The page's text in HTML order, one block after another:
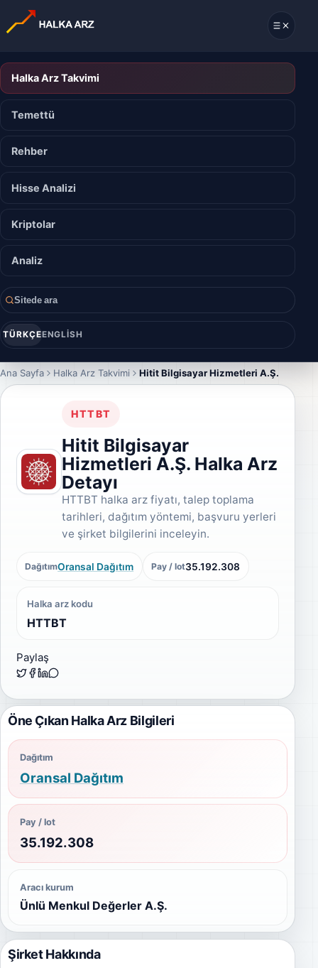
Halka Arz Takvimi
Temettü
Rehber
Hisse Analizi
Kriptolar
Analiz
Sitede ara
TÜRKÇEENGLISH
Ana Sayfa Halka Arz Takvimi Hitit Bilgisayar Hizmetleri A.Ş.
HTTBT
Hitit Bilgisayar
Hizmetleri A.Ş. Halka Arz
Detayı
HTTBT halka arz fiyatı, talep toplama
tarihleri, dağıtım yöntemi, başvuru yerleri
ve şirket bilgilerini inceleyin.
DağıtımOransal Dağıtım Pay / lot35.192.308
Halka arz kodu
HTTBT
Paylaş
Öne Çıkan Halka Arz Bilgileri
Dağıtım
Oransal Dağıtım
Pay / lot
35.192.308
Aracı kurum
Ünlü Menkul Değerler A.Ş.
Şirket Hakkında